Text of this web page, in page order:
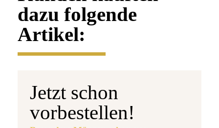
dazu folgende
Artikel:
Jetzt schon
vorbestellen!